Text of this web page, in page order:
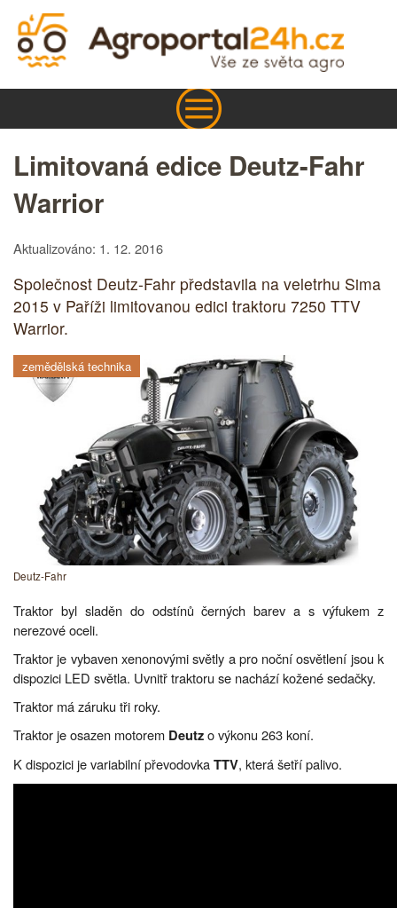
Limitovaná edice Deutz-Fahr
Warrior
Aktualizováno: 1. 12. 2016
Společnost Deutz-Fahr představila na veletrhu Sima
2015 v Paříži limitovanou edici traktoru 7250 TTV
Warrior.
zemědělská technika
Deutz-Fahr
Traktor byl sladěn do odstínů černých barev a s výfukem z
nerezové oceli.
Traktor je vybaven xenonovými světly a pro noční osvětlení jsou k
dispozici LED světla. Uvnitř traktoru se nachází kožené sedačky.
Traktor má záruku tři roky.
Traktor je osazen motorem Deutzo výkonu 263 koní.
K dispozici je variabilní převodovkaTTV, která šetří palivo.